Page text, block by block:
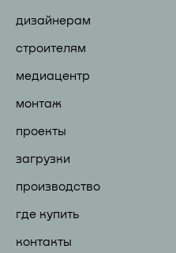
дизайнерам
строителям
медиацентр
монтаж
проекты
загрузки
производство
где купить
контакты